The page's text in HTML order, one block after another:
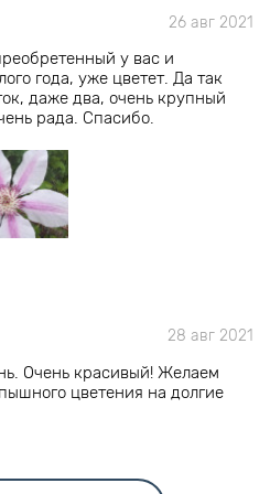
26 авг 2021
у вас и
года, уже цветет. Да так
даже два, очень крупный
рада. Спасибо.
28 авг 2021
Очень красивый! Желаем
цветения на долгие